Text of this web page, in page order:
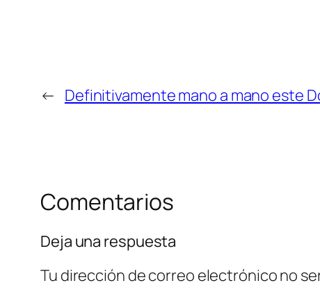
← Definitivamente mano a mano este
Comentarios
Deja una respuesta
Tu dirección de correo electrónico no